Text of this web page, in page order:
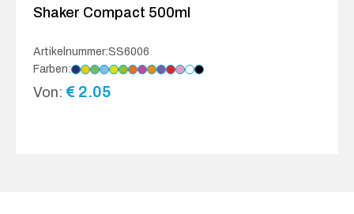
Shaker Compact 500ml
Artikelnummer:SS6006
Farben:
Von: € 2.05